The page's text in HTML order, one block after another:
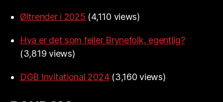
Øltrender i 2025 (4,110 views)
Hva er det som feiler Brynefolk, egentlig?
(3,819 views)
DGB Invitational 2024 (3,160 views)